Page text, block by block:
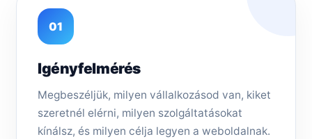
01
Igényfelmérés
Megbeszéljük, milyen vállalkozásod van, kiket
szeretnél elérni, milyen szolgáltatásokat
kínálsz, és milyen célja legyen a weboldalnak.